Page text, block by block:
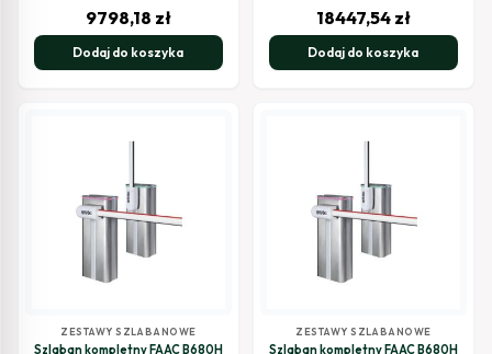
9798,18 zł
Dodaj do koszyka
18447,54 zł
Dodaj do koszyka
ZESTAWY SZLABANOWE
Szlaban kompletny FAAC B680H
ZESTAWY SZLABANOWE
Szlaban kompletny FAAC B680H